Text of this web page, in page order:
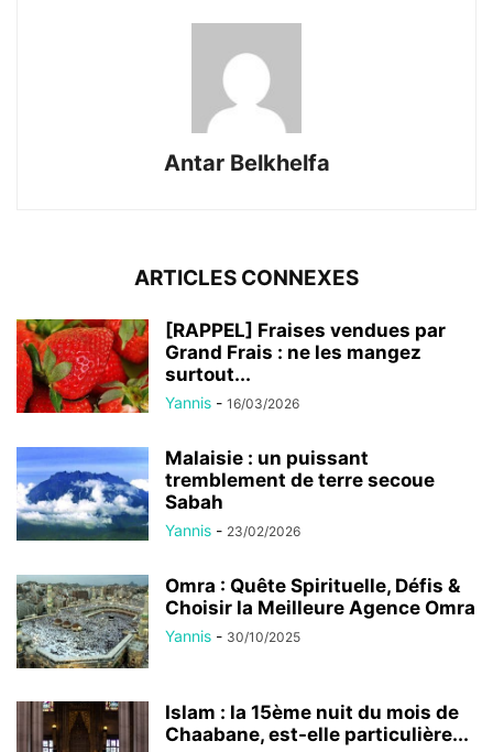
Antar Belkhelfa
ARTICLES CONNEXES
[RAPPEL] Fraises vendues par
Grand Frais : ne les mangez
surtout...
Yannis - 16/03/2026
Malaisie : un puissant
tremblement de terre secoue
Sabah
Yannis - 23/02/2026
Omra : Quête Spirituelle, Défis &
Choisir la Meilleure Agence Omra
Yannis - 30/10/2025
Islam : la 15ème nuit du mois de
Chaabane, est-elle particulière...